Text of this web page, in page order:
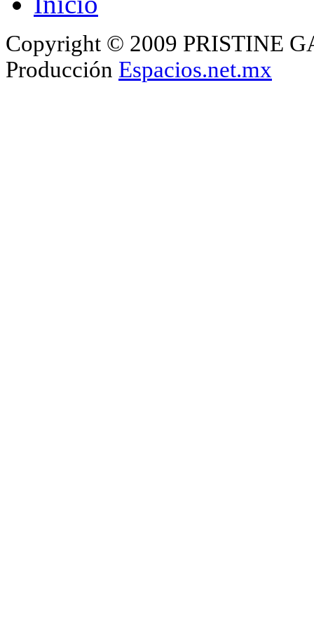
Copyright © 2009 PRISTINE
Producción Espacios.net.mx